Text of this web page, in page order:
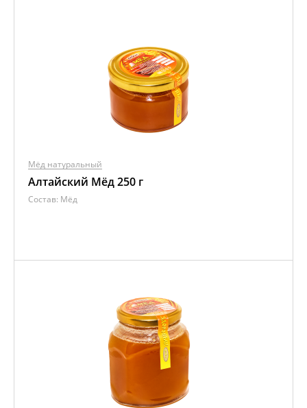
Мёд натуральный
Алтайский Мёд 250 г
Состав: Мёд